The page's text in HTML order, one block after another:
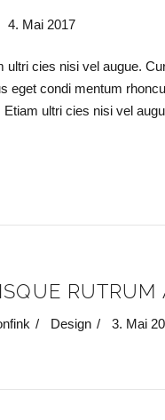
4. Mai 2017
ultri cies nisi vel augue.
eget condi mentum
ultri cies nisi vel
Design 3. Mai